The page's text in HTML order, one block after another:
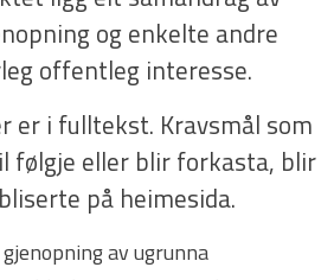
og enkelte andre
offentleg interesse.
er i fulltekst. Kravsmål som
følgje eller blir forkasta, blir
på heimesida.
av ugrunna